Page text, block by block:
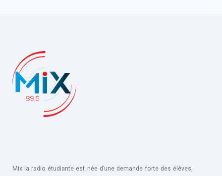
Mix la radio étudiante est née d’une demande forte des élèves,